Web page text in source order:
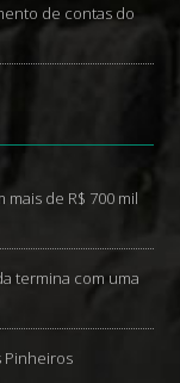
de contas do
de R$ 700 mil
termina com uma
Pinheiros